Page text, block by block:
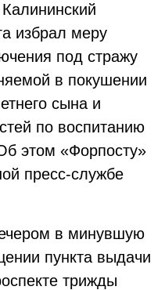
избрал меру
под стражу
в покушении
сына и
по воспитанию
этом «Форпосту»
пресс-службе
в минувшую
пункта выдачи
трижды